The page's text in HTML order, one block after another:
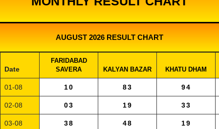
AUGUST 2026 RESULT CHART
Date
FARIDABAD
SAVERA
KALYAN BAZAR KHATU DHAM
01-08 10 83 94
02-08 03 19 33
03-08 38 48 19